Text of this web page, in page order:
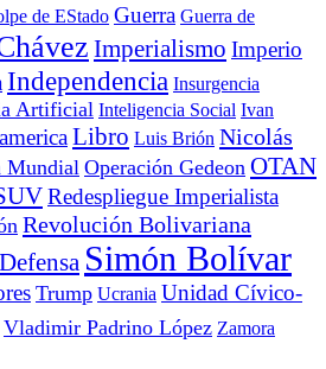
de EStado Guerra Guerra de
Imperialismo Imperio
Independencia Insurgencia
Artificial Inteligencia Social Ivan
Libro Luis Brión Nicolás
MundialOperación Gedeon OTAN
Redespliegue Imperialista
Revolución Bolivariana
Simón Bolívar
Trump Ucrania Unidad Cívico-
Vladimir Padrino López Zamora